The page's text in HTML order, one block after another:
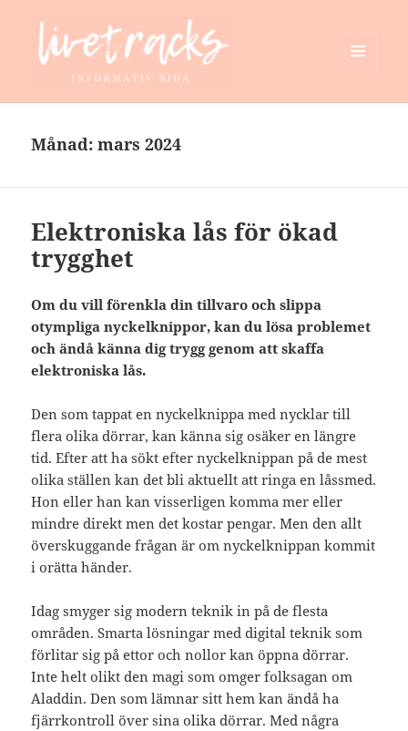
WIDGETS
Månad:mars 2024
Elektroniska lås för ökad
trygghet
Om du vill förenkla din tillvaro och slippa
otympliga nyckelknippor, kan du lösa problemet
och ändå känna dig trygg genom att skaffa
elektroniska lås.
Den som tappat en nyckelknippa med nycklar till
flera olika dörrar, kan känna sig osäker en längre
tid. Efter att ha sökt efter nyckelknippan på de mest
olika ställen kan det bli aktuellt att ringa en låssmed.
Hon eller han kan visserligen komma mer eller
mindre direkt men det kostar pengar. Men den allt
överskuggande frågan är om nyckelknippan kommit
i orätta händer.
Idag smyger sig modern teknik in på de flesta
områden. Smarta lösningar med digital teknik som
förlitar sig på ettor och nollor kan öppna dörrar.
Inte helt olikt den magi som omger folksagan om
Aladdin. Den som lämnar sitt hem kan ändå ha
fjärrkontroll över sina olika dörrar. Med några